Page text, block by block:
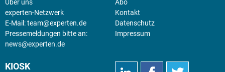
Über uns
experten-Netzwerk
E-Mail:team@experten.de
Pressemeldungen bitte an:
news@experten.de
Abo
Kontakt
Datenschutz
Impressum
KIOSK